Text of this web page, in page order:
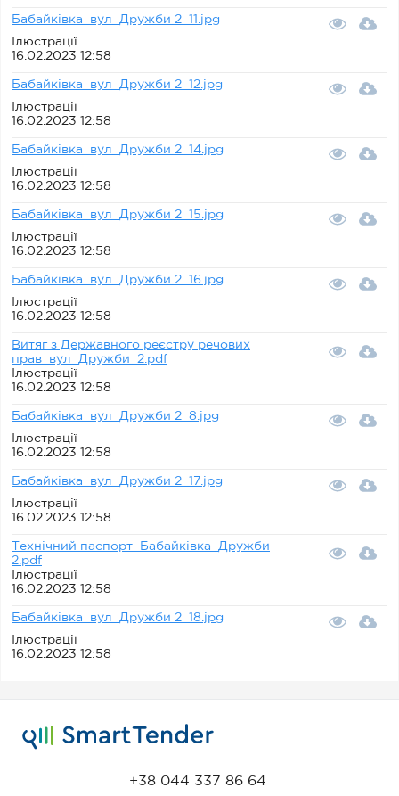
Бабайківка_вул_Дружби 2_11.jpg
Ілюстрації
16.02.2023 12:58
Бабайківка_вул_Дружби 2_12.jpg
Ілюстрації
16.02.2023 12:58
Бабайківка_вул_Дружби 2_14.jpg
Ілюстрації
16.02.2023 12:58
Бабайківка_вул_Дружби 2_15.jpg
Ілюстрації
16.02.2023 12:58
Бабайківка_вул_Дружби 2_16.jpg
Ілюстрації
16.02.2023 12:58
Витяг з Державного реєстру речових
прав_вул_Дружби_2.pdf
Ілюстрації
16.02.2023 12:58
Бабайківка_вул_Дружби 2_8.jpg
Ілюстрації
16.02.2023 12:58
Бабайківка_вул_Дружби 2_17.jpg
Ілюстрації
16.02.2023 12:58
Технічний паспорт_Бабайківка_Дружби
2.pdf
Ілюстрації
16.02.2023 12:58
Бабайківка_вул_Дружби 2_18.jpg
Ілюстрації
16.02.2023 12:58
+38 044 337 86 64